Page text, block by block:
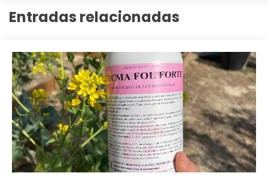
Entradas relacionadas